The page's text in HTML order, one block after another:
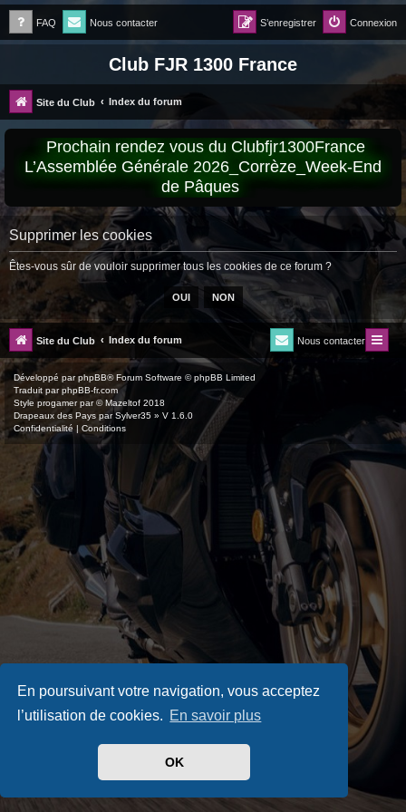
En poursuivant votre navigation, vous acceptez
l’utilisation de cookies. En savoir plus
OK
FAQ Nous contacter Connexion
S’enregistrer
Club FJR 1300 France
Site du Club Index du forum
Prochain rendez vous du Clubfjr1300France
L’Assemblée Générale 2026_Corrèze_Week-End
de Pâques
Supprimer les cookies
Êtes-vous sûr de vouloir supprimer tous les cookies de ce forum ?
Site du Club Index du forum Nous contacter
Développé parphpBB® Forum Software © phpBB Limited
Traduit parphpBB-fr.com
Style progamerpar ©Mazeltof 2018
Drapeaux des Pays par Sylver35 » V 1.6.0
Confidentialité | Conditions